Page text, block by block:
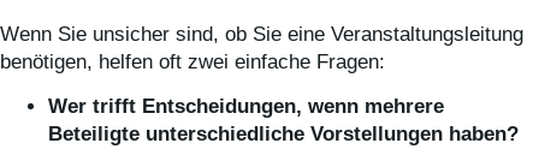
Wenn Sie unsicher sind, ob Sie eine Veranstaltungsleitung
benötigen, helfen oft zwei einfache Fragen:
Wer trifft Entscheidungen, wenn mehrere
Beteiligte unterschiedliche Vorstellungen haben?